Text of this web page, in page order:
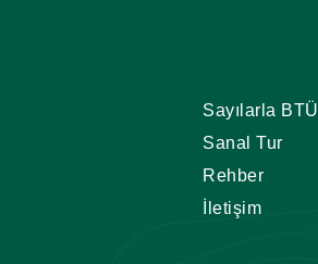
Sayılarla BTÜ
Sanal Tur
Rehber
İletişim